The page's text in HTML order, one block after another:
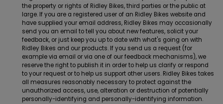
the property or rights of Ridley Bikes, third parties or the public at
large. If you are a registered user of an Ridley Bikes website and
have supplied your email address, Ridley Bikes may occasionally
send you an email to tell you about new features, solicit your
feedback, or just keep you up to date with what's going on with
Ridley Bikes and our products. If you send us a request (for
example via email or via one of our feedback mechanisms), we
reserve the right to publish it in order to help us clarify or respond
to your request or to help us support other users. Ridley Bikes takes
all measures reasonably necessary to protect against the
unauthorized access, use, alteration or destruction of potentially
personally-identifying and personally-identifying information.